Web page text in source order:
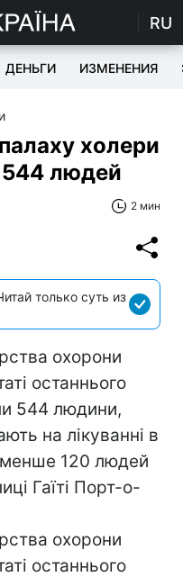
RU
ДЕНЬГИ ИЗМЕНЕНИЯ
холери
544 людей
2 мин
только суть из
охорони
останнього
544 людини,
на лікуванні в
120 людей
Гаїті Порт-о-
охорони
останнього